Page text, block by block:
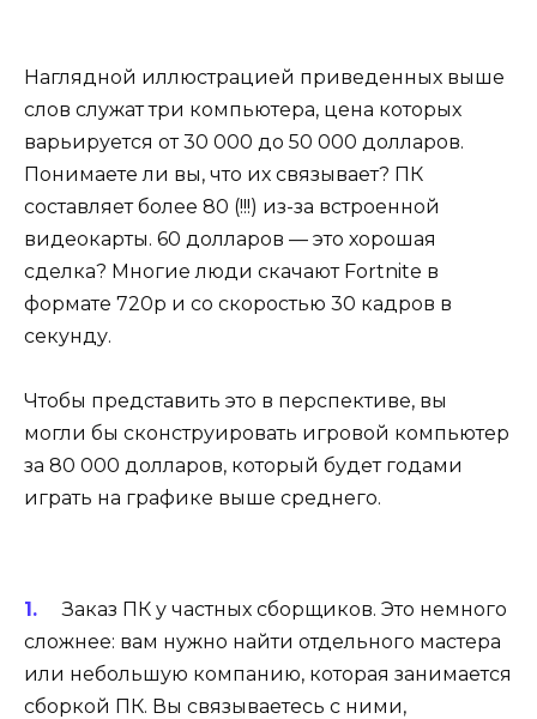
Наглядной иллюстрацией приведенных выше
слов служат три компьютера, цена которых
варьируется от 30 000 до 50 000 долларов.
Понимаете ли вы, что их связывает? ПК
составляет более 80 (!!!) из-за встроенной
видеокарты. 60 долларов — это хорошая
сделка? Многие люди скачают Fortnite в
формате 720p и со скоростью 30 кадров в
секунду.
Чтобы представить это в перспективе, вы
могли бы сконструировать игровой компьютер
за 80 000 долларов, который будет годами
играть на графике выше среднего.
Заказ ПК у частных сборщиков. Это немного
сложнее: вам нужно найти отдельного мастера
или небольшую компанию, которая занимается
сборкой ПК. Вы связываетесь с ними,